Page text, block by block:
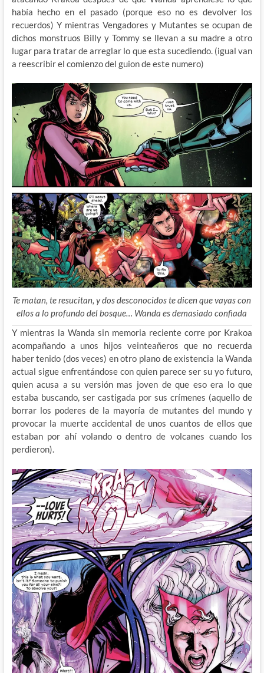
había hecho en el pasado (porque eso no es devolver los
recuerdos) Y mientras Vengadores y Mutantes se ocupan de
dichos monstruos Billy y Tommy se llevan a su madre a otro
lugar para tratar de arreglar lo que esta sucediendo. (igual van
a reescribir el comienzo del guion de este numero)
Te matan, te resucitan, y dos desconocidos te dicen que vayas con
ellos a lo profundo del bosque… Wanda es demasiado confiada
Y mientras la Wanda sin memoria reciente corre por Krakoa
acompañando a unos hijos veinteañeros que no recuerda
haber tenido (dos veces) en otro plano de existencia la Wanda
actual sigue enfrentándose con quien parece ser su yo futuro,
quien acusa a su versión mas joven de que eso era lo que
estaba buscando, ser castigada por sus crímenes (aquello de
borrar los poderes de la mayoría de mutantes del mundo y
provocar la muerte accidental de unos cuantos de ellos que
estaban por ahí volando o dentro de volcanes cuando los
perdieron).